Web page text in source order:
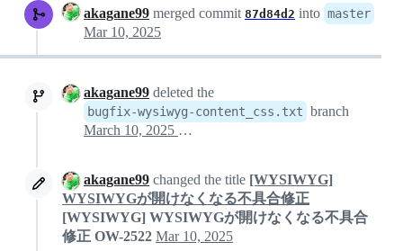
akagane99 merged commit 87d84d2 into master
Mar 10, 2025
akagane99 deleted the
bugfix-wysiwyg-content_css.txt branch
March 10, 2025 05:40
akagane99 changed the title [WYSIWYG]
WYSIWYGが開けなくなる不具合修正
[WYSIWYG] WYSIWYGが開けなくなる不具合
修正 OW-2522 Mar 10, 2025